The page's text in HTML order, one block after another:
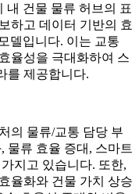
내 건물 물류 허브의 표
하고 데이터 기반의 효
델입니다. 이는 교통
율성을 극대화하여 스
를 제공합니다.
의 물류/교통 담당 부
물류 효율 증대, 스마트
지고 있습니다. 또한,
율화와 건물 가치 상승